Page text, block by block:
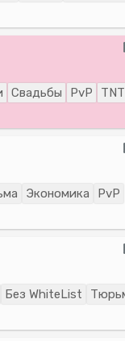
Свадьбы PvP
Экономика PvP
Без WhiteList